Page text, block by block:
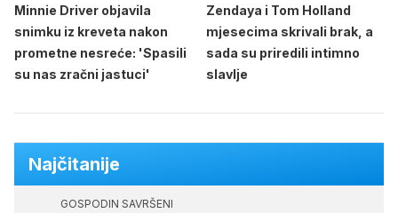
Minnie Driver objavila
snimku iz kreveta nakon
prometne nesreće: 'Spasili
su nas zračni jastuci'
Zendaya i Tom Holland
mjesecima skrivali brak, a
sada su priredili intimno
slavlje
Najčitanije
GOSPODIN SAVRŠENI